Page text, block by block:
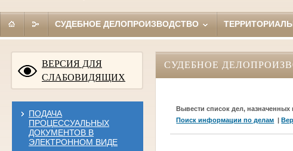
СУДЕБНОЕ ДЕЛОПРОИЗВОДСТВО
ВЕРСИЯ ДЛЯ
СЛАБОВИДЯЩИХ
ПОДАЧА
ПРОЦЕССУАЛЬНЫХ
ДОКУМЕНТОВ В
ЭЛЕКТРОННОМ ВИДЕ
СУДЕБНОЕ
Вывести список дел, назначенных
Поиск информации по делам |